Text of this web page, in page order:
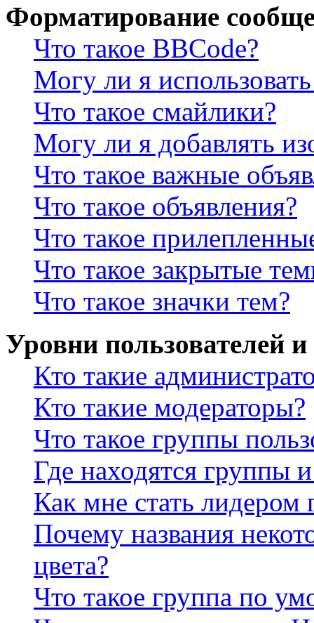
Форматирование
Что такое BBCode?
Могу ли я
Что такое смайлики?
Могу ли я добавлять
Что такое важные
Что такое объявления?
Что такое
Что такое закрытые
Что такое значки тем?
Уровни пользователей
Кто такие
Кто такие модераторы?
Что такое группы
Где находятся группы
Как мне стать лидером
Почему названия
цвета?
Что такое группа по